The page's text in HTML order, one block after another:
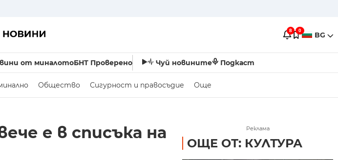
8 0 BG
от миналотоБНТ Проверено Чуй новините Подкаст
Общество Сигурност и правосъдие Още
е в списъка на
Реклама
ОЩЕ ОТ: КУЛТУРА